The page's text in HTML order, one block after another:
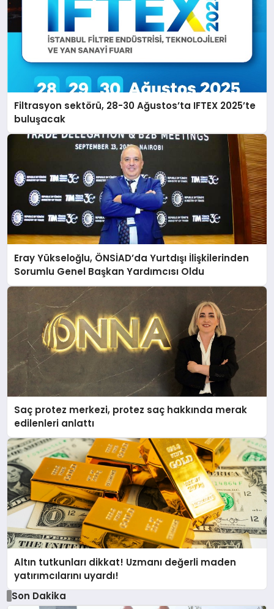
Filtrasyon sektörü, 28-30 Ağustos’ta IFTEX 2025’te
buluşacak
Eray Yükseloğlu, ÖNSİAD’da Yurtdışı İlişkilerinden
Sorumlu Genel Başkan Yardımcısı Oldu
Saç protez merkezi, protez saç hakkında merak
edilenleri anlattı
Altın tutkunları dikkat! Uzmanı değerli maden
yatırımcılarını uyardı!
Son Dakika